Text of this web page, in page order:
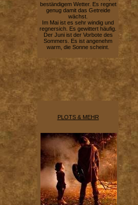
beständigem Wetter. Es regnet
genug damit das Getreide
wächst.
Im Mai ist es sehr windig und
regnersich. Es gewittert häufig.
Der Juni ist der Vorbote des
Sommers. Es ist angenehm
warm, die Sonne scheint.
PLOTS & MEHR